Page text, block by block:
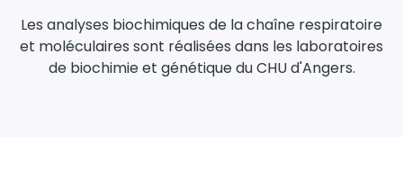
Les analyses biochimiques de la chaîne respiratoire
et moléculaires sont réalisées dans les laboratoires
de biochimie et génétique du CHU d'Angers.